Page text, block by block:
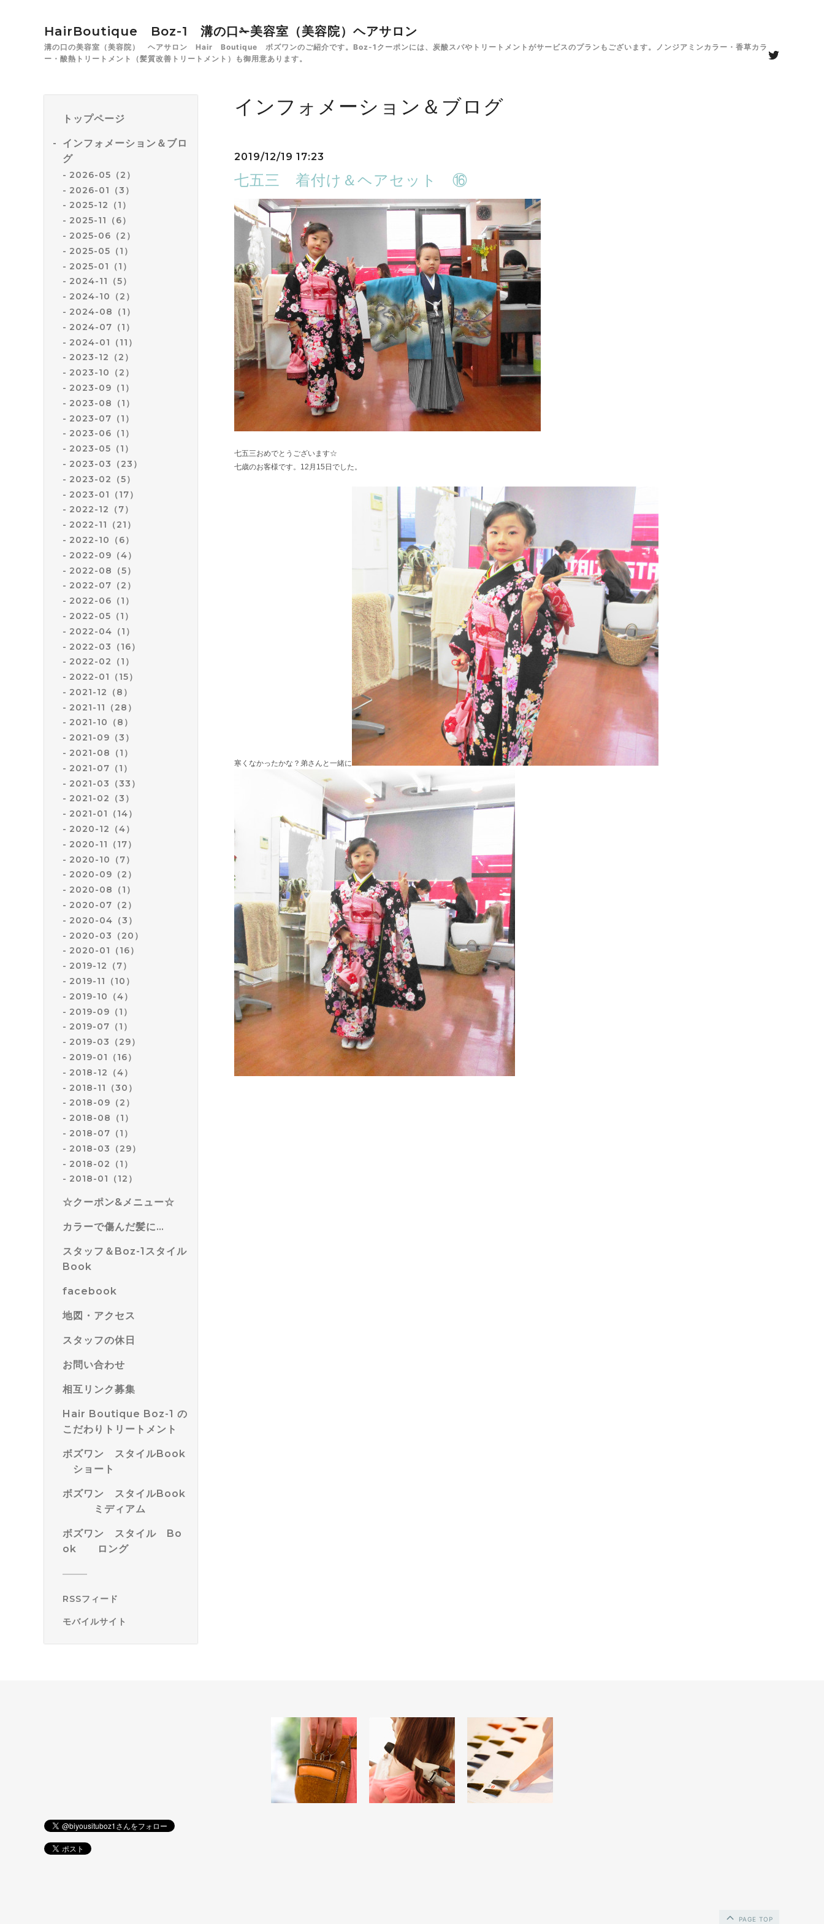
HairBoutique Boz-1 溝の口✁美容室（美容院）ヘアサロン
溝の口の美容室（美容院） ヘアサロン Hair Boutique ボズワンのご紹介です。Boz-1クーポンには、炭酸スパやトリートメントがサービスのプランもございます。ノンジアミンカラー・香草カラ
ー・酸熱トリートメント（髪質改善トリートメント）も御用意あります。
トップページ
インフォメーション＆ブロ
グ
2026-05（2）
2026-01（3）
2025-12（1）
2025-11（6）
2025-06（2）
2025-05（1）
2025-01（1）
2024-11（5）
2024-10（2）
2024-08（1）
2024-07（1）
2024-01（11）
2023-12（2）
2023-10（2）
2023-09（1）
2023-08（1）
2023-07（1）
2023-06（1）
2023-05（1）
2023-03（23）
2023-02（5）
2023-01（17）
2022-12（7）
2022-11（21）
2022-10（6）
2022-09（4）
2022-08（5）
2022-07（2）
2022-06（1）
2022-05（1）
2022-04（1）
2022-03（16）
2022-02（1）
2022-01（15）
2021-12（8）
2021-11（28）
2021-10（8）
2021-09（3）
2021-08（1）
2021-07（1）
2021-03（33）
2021-02（3）
2021-01（14）
2020-12（4）
2020-11（17）
2020-10（7）
2020-09（2）
2020-08（1）
2020-07（2）
2020-04（3）
2020-03（20）
2020-01（16）
2019-12（7）
2019-11（10）
2019-10（4）
2019-09（1）
2019-07（1）
2019-03（29）
2019-01（16）
2018-12（4）
2018-11（30）
2018-09（2）
2018-08（1）
2018-07（1）
2018-03（29）
2018-02（1）
2018-01（12）
☆クーポン&メニュー☆
カラーで傷んだ髪に…
スタッフ＆Boz-1スタイル
Book
facebook
地図・アクセス
スタッフの休日
お問い合わせ
相互リンク募集
Hair Boutique Boz-1 の
こだわりトリートメント
ボズワン スタイルBook
ショート
ボズワン スタイルBook
ミディアム
ボズワン スタイル Bo
ok ロング
RSSフィード
モバイルサイト
インフォメーション＆ブログ
2019/12/19 17:23
七五三 着付け＆ヘアセット ⑯
七五三おめでとうございます☆
七歳のお客様です。12月15日でした。
寒くなかったかな？弟さんと一緒に
PAGE TOP